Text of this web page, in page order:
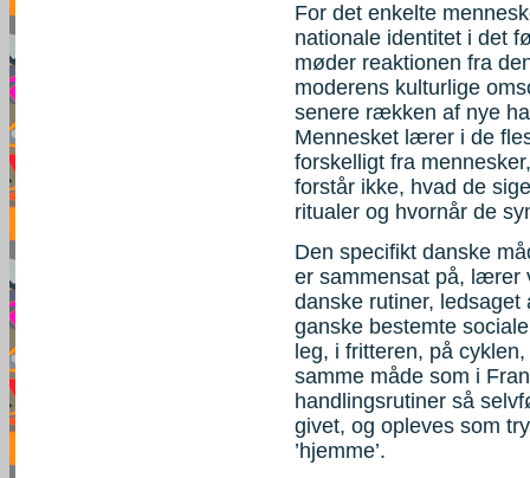
For det enkelte
nationale identitet i det
møder reaktionen fra
moderens kulturlige
senere rækken af nye
Mennesket lærer i de
forskelligt fra
forstår ikke, hvad de
ritualer og hvornår de
Den specifikt danske
er sammensat på, lærer
danske rutiner,
ganske bestemte
leg, i fritteren, på
samme måde som i
handlingsrutiner så
givet, og opleves som
’hjemme’.